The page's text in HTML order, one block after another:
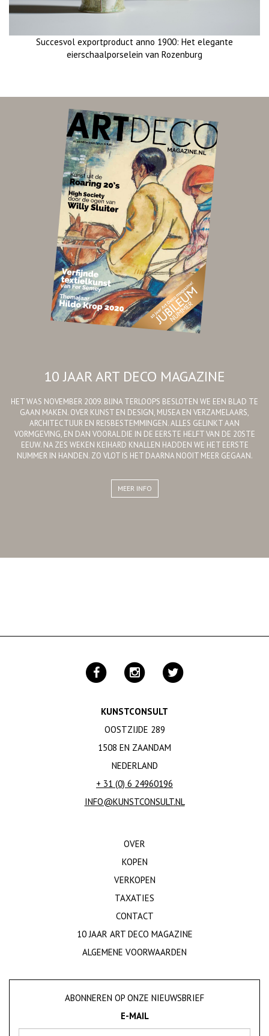
Succesvol exportproduct anno 1900: Het elegante
eierschaalporselein van Rozenburg
10 JAAR ART DECO MAGAZINE
HET WAS NOVEMBER 2009. BIJNA TERLOOPS BESLOTEN WE EEN BLAD TE
GAAN MAKEN. OVER KUNST EN DESIGN, MUSEA EN VERZAMELAARS,
ARCHITECTUUR EN REISBESTEMMINGEN. ALLES GELINKT AAN
VORMGEVING, EN DAN VOORAL DIE IN DE EERSTE HELFT VAN DE 20STE
EEUW. NA ZES WEKEN KEIHARD KNALLEN HADDEN WE HET EERSTE
NUMMER IN HANDEN. ZO VLOT IS HET DAARNA NOOIT MEER GEGAAN.
MEER INFO
KUNSTCONSULT
OOSTZIJDE 289
1508 EN ZAANDAM
NEDERLAND
+ 31 (0) 6 24960196
INFO@KUNSTCONSULT.NL
OVER
KOPEN
VERKOPEN
TAXATIES
CONTACT
10 JAAR ART DECO MAGAZINE
ALGEMENE VOORWAARDEN
ABONNEREN OP ONZE NIEUWSBRIEF
E-MAIL